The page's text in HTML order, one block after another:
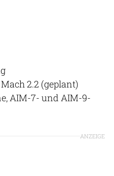
2.2 (geplant)
AIM-7- und AIM-9-
ANZEIGE